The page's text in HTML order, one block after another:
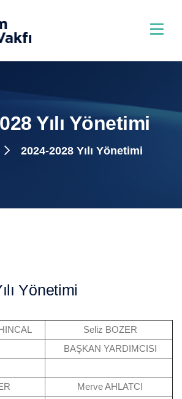
Yılı Yönetimi
2024-2028 Yılı Yönetimi
Yönetimi
Seliz BOZER
BAŞKAN YARDIMCISI
Merve AHLATCI